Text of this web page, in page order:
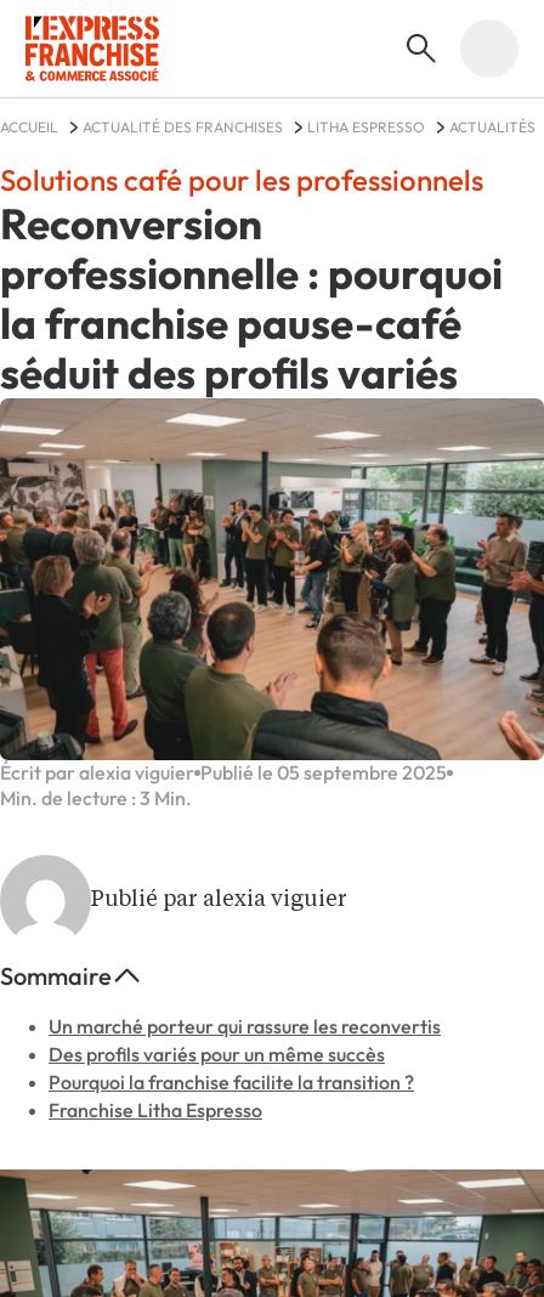
ACCUEIL ACTUALITÉ DES FRANCHISES LITHA ESPRESSO ACTUALITÉS
Reconversion
professionnelle : pourquoi
la franchise pause-café
séduit des profils variés
Solutions café pour les professionnels
Écrit par alexia viguier Publié le 05 septembre 2025
Min. de lecture : 3 Min.
Publié par alexia viguier
Sommaire
Un marché porteur qui rassure les reconvertis
Des profils variés pour un même succès
Pourquoi la franchise facilite la transition ?
Franchise Litha Espresso